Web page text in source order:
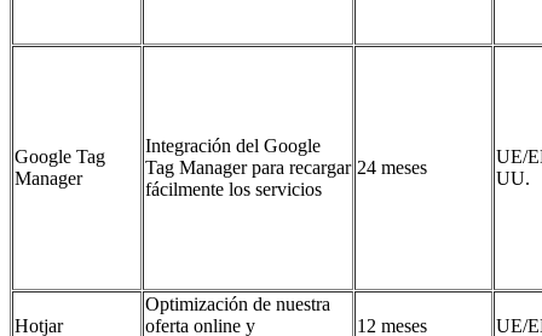
Google Tag
Manager
Integración del Google
Tag Manager para recargar
fácilmente los servicios
24 meses
UE/
UU.
Hotjar
Optimización de nuestra
oferta online y
12 meses UE/